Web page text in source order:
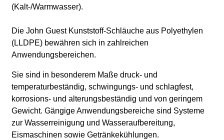
(Kalt-/Warmwasser).
Die John Guest Kunststoff-Schläuche aus Polyethylen
(LLDPE) bewähren sich in zahlreichen
Anwendungsbereichen.
Sie sind in besonderem Maße druck- und
temperaturbeständig, schwingungs- und schlagfest,
korrosions- und alterungsbeständig und von geringem
Gewicht. Gängige Anwendungsbereiche sind Systeme
zur Wasserreinigung und Wasseraufbereitung,
Eismaschinen sowie Getränkekühlungen.